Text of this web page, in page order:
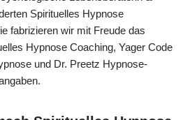
Spirituelles Hypnose
fabrizieren wir mit Freude das
Hypnose Coaching, Yager Code
und Dr. Preetz Hypnose-